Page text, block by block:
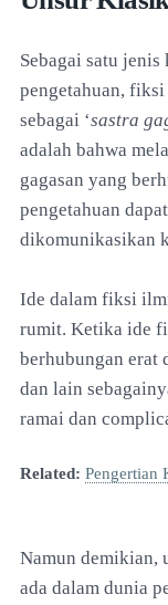
Sebagai satu
pengetahuan,
sebagai ‘sastra
adalah bahwa
gagasan yang
pengetahuan
dikomunikasikan
Ide dalam fiksi
rumit. Ketika ide
berhubungan erat
dan lain
ramai dan
Related: Pengertian
Namun demikian,
ada dalam dunia